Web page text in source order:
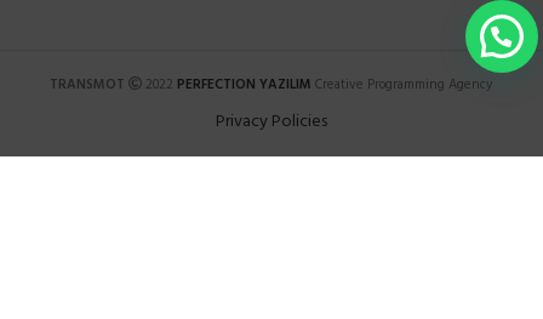
TRANSMOT 2022 PERFECTION YAZILIM Creative Programming Agency
Privacy Policies